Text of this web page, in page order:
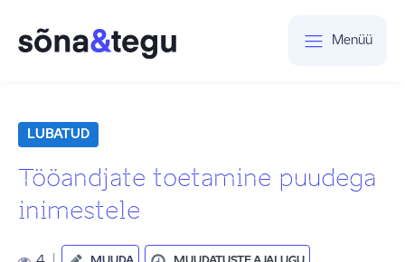
Menüü
LUBATUD
Tööandjate toetamine puudega
inimestele